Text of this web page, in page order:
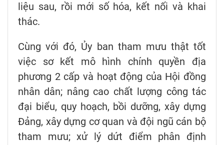
liệu sau, rồi mới số hóa, kết nối và khai
thác.
Cùng với đó, Ủy ban tham mưu thật tốt
việc sơ kết mô hình chính quyền địa
phương 2 cấp và hoạt động của Hội đồng
nhân dân; nâng cao chất lượng công tác
đại biểu, quy hoạch, bồi dưỡng, xây dựng
Đảng, xây dựng cơ quan và đội ngũ cán bộ
tham mưu; xử lý dứt điểm phân định